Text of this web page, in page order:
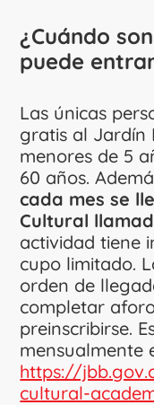
¿Cuándo
puede
Las únicas
gratis al Jardín
menores de 5
60 años.
cada mes se
Cultural
actividad tiene
cupo limitado.
orden de
completar
preinscribirse.
mensualmente
https://
cultural-